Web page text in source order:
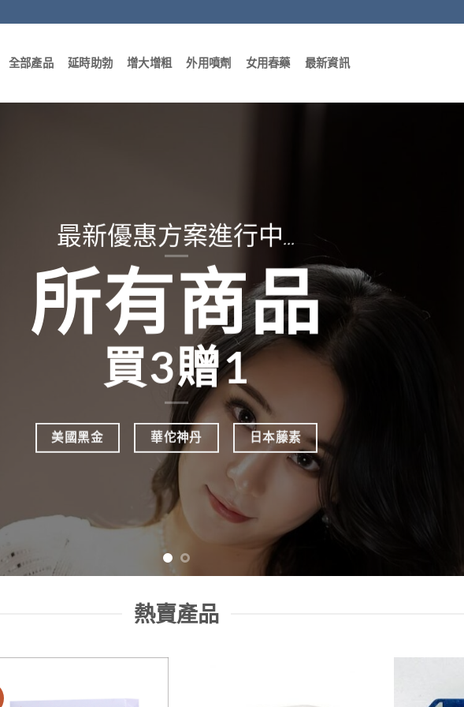
全部產品 延時助勃 增大增粗 外用噴劑 女用春藥 最新資訊
最新優惠方案進行中…
所有商品
買3贈1
美國黑金 華佗神丹 日本藤素
熱賣產品